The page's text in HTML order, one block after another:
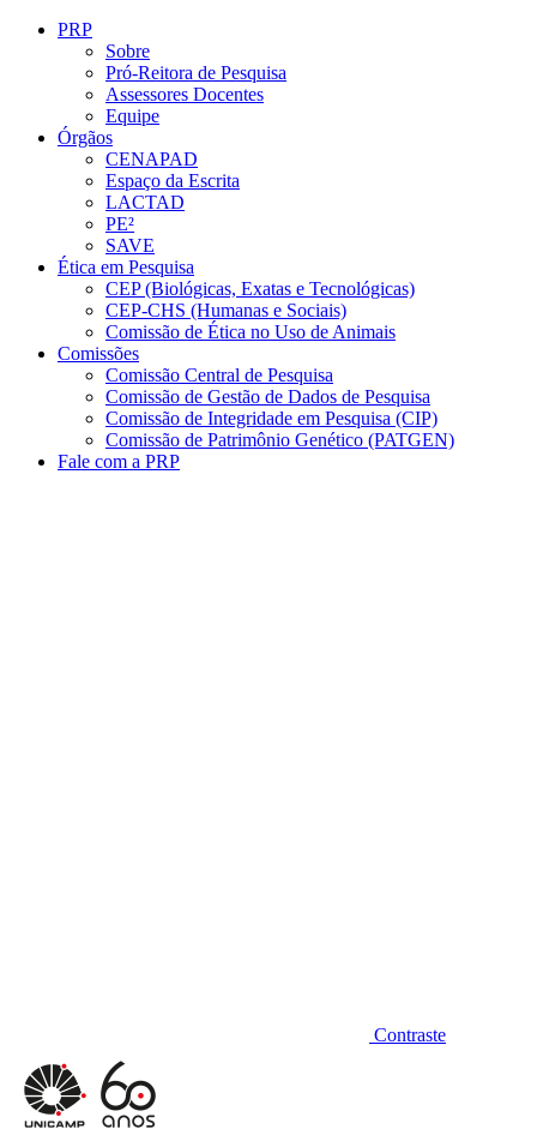
Conteúdo principal
PRP
Sobre
Pró-Reitora de Pesquisa
Assessores Docentes
Equipe
Órgãos
CENAPAD
Espaço da Escrita
LACTAD
PE²
SAVE
Ética em Pesquisa
CEP (Biológicas, Exatas e Tecnológicas)
CEP-CHS (Humanas e Sociais)
Comissão de Ética no Uso de Animais
Comissões
Comissão Central de Pesquisa
Comissão de Gestão de Dados de Pesquisa
Comissão de Integridade em Pesquisa (CIP)
Comissão de Patrimônio Genético (PATGEN)
Fale com a PRP
Contraste